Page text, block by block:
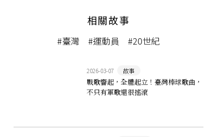
相關故事
#臺灣 #運動員 #20世紀
2026-03-07 故事
戰歌響起，全體起立！臺灣棒球歌曲，
不只有軍歌還很搖滾